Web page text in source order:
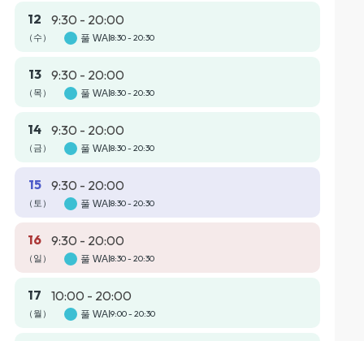
12
（수）
9:30 - 20:00
풀 WAI 8:30 - 20:30
13
（목）
9:30 - 20:00
풀 WAI 8:30 - 20:30
14
（금）
9:30 - 20:00
풀 WAI 8:30 - 20:30
15
（토）
9:30 - 20:00
풀 WAI 8:30 - 20:30
16
（일）
9:30 - 20:00
풀 WAI 8:30 - 20:30
17
（월）
10:00 - 20:00
풀 WAI 9:00 - 20:30